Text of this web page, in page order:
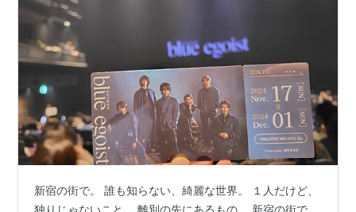
新宿の街で。 誰も知らない、綺麗な世界。 １人だけど、
独りじゃないこと。 離別の先にあるもの。 新宿の街で。